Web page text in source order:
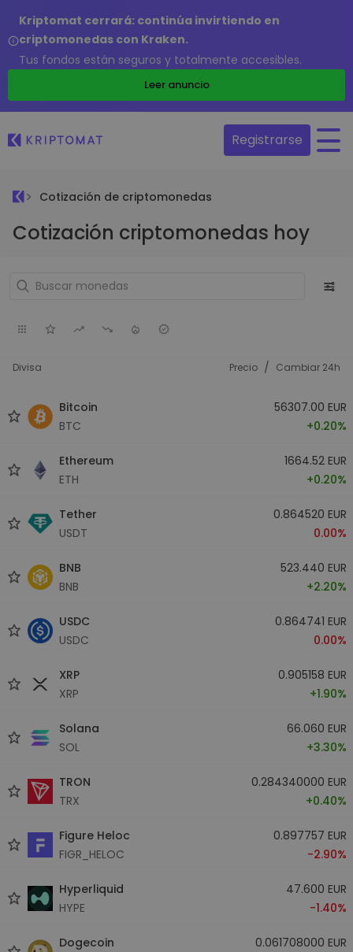
Kriptomat cerrará: continúa invirtiendo en
criptomonedas con Kraken.
Tus fondos están seguros y totalmente accesibles.
Leer anuncio
Registrarse
Cotización de criptomonedas
Cotización criptomonedas hoy
Divisa Precio / Cambiar 24h
Bitcoin
BTC
56307.00 EUR
+0.20%
Ethereum
ETH
1664.52 EUR
+0.20%
Tether
USDT
0.864520 EUR
0.00%
BNB
BNB
523.440 EUR
+2.20%
USDC
USDC
0.864741 EUR
0.00%
XRP
XRP
0.905158 EUR
+1.90%
Solana
SOL
66.060 EUR
+3.30%
TRON
TRX
0.284340000 EUR
+0.40%
Figure Heloc
FIGR_HELOC
0.897757 EUR
-2.90%
Hyperliquid
HYPE
47.600 EUR
-1.40%
Dogecoin
0.061708000 EUR